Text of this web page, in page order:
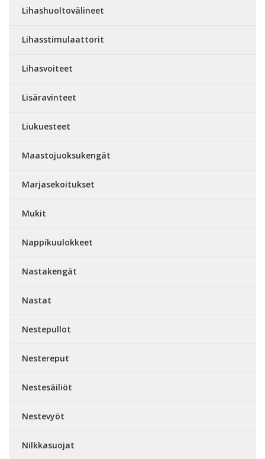
Lihashuoltovälineet
Lihasstimulaattorit
Lihasvoiteet
Lisäravinteet
Liukuesteet
Maastojuoksukengät
Marjasekoitukset
Mukit
Nappikuulokkeet
Nastakengät
Nastat
Nestepullot
Nestereput
Nestesäiliöt
Nestevyöt
Nilkkasuojat